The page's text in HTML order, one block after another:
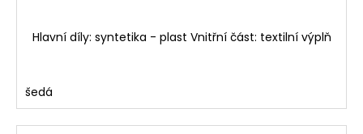
Hlavní díly: syntetika - plast Vnitřní část: textilní výplň
šedá